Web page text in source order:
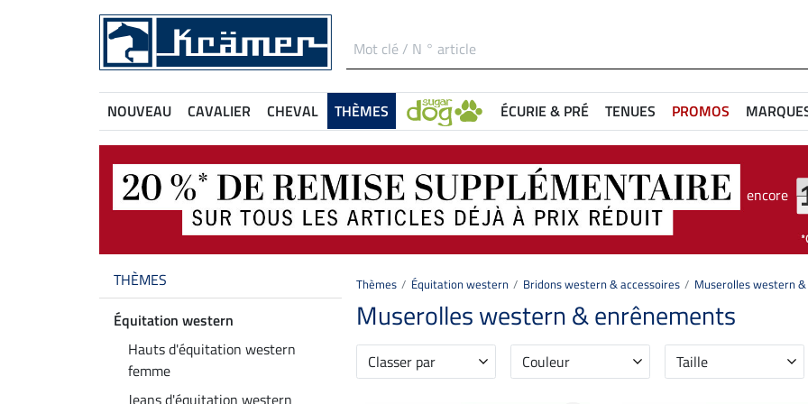
NOUVEAU CAVALIER CHEVAL THÈMES ÉCURIE & PRÉ TENUES PROMOS
encore
THÈMES
Équitation western
Hauts d'équitation western
femme
Jeans d'équitation western
Thèmes Équitation western Bridons western & accessoires Muserolles western
Muserolles western & enrênements
Classer par Couleur Taille